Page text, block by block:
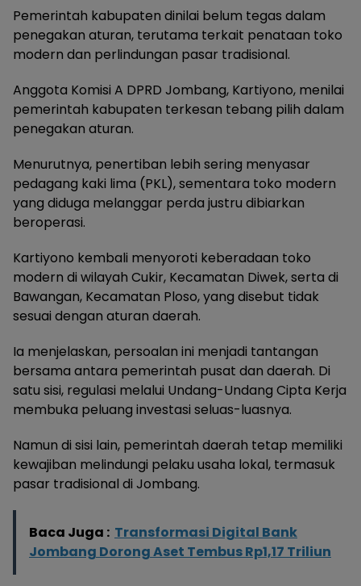
Pemerintah kabupaten dinilai belum tegas dalam
penegakan aturan, terutama terkait penataan toko
modern dan perlindungan pasar tradisional.
Anggota Komisi A DPRD Jombang, Kartiyono, menilai
pemerintah kabupaten terkesan tebang pilih dalam
penegakan aturan.
Menurutnya, penertiban lebih sering menyasar
pedagang kaki lima (PKL), sementara toko modern
yang diduga melanggar perda justru dibiarkan
beroperasi.
Kartiyono kembali menyoroti keberadaan toko
modern di wilayah Cukir, Kecamatan Diwek, serta di
Bawangan, Kecamatan Ploso, yang disebut tidak
sesuai dengan aturan daerah.
Ia menjelaskan, persoalan ini menjadi tantangan
bersama antara pemerintah pusat dan daerah. Di
satu sisi, regulasi melalui Undang-Undang Cipta Kerja
membuka peluang investasi seluas-luasnya.
Namun di sisi lain, pemerintah daerah tetap memiliki
kewajiban melindungi pelaku usaha lokal, termasuk
pasar tradisional di Jombang.
Baca Juga : Transformasi Digital Bank
Jombang Dorong Aset Tembus Rp1,17 Triliun